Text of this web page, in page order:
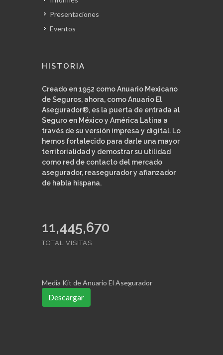
Presentaciones
Eventos
HISTORIA
Creado en 1952 como Anuario Mexicano
de Seguros, ahora, como Anuario El
Asegurador®, es la puerta de entrada al
Seguro en México y América Latina a
través de su versión impresa y digital. Lo
hemos fortalecido para darle una mayor
territorialidad y demostrar su utilidad
como red de contacto del mercado
asegurador, reasegurador y afianzador
de habla hispana.
11,445,670
TOTAL VISITAS
Media Kit de Anuario El Asegurador
Descargar